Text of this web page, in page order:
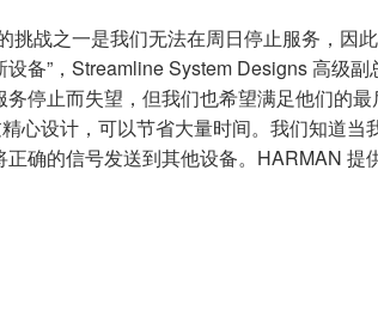
挑战之一是我们无法在周日停止服务，因
备”，Streamline System Designs 高级
停止而失望，但我们也希望满足他们的
心设计，可以节省大量时间。我们知道当
确的信号发送到其他设备。HARMAN 提